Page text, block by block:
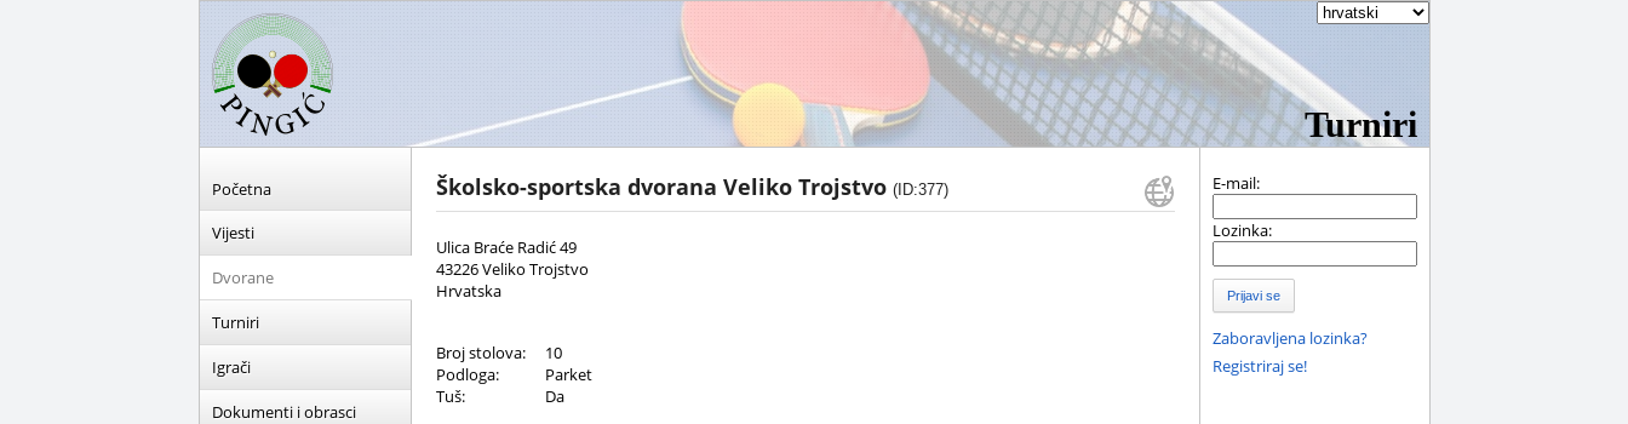
Turniri
Početna
Vijesti
Dvorane
Turniri
Igrači
Dokumenti i obrasci
Školsko-sportska dvorana Veliko Trojstvo (ID:377)
Ulica Braće Radić 49
43226 Veliko Trojstvo
Hrvatska
Broj stolova:
10
Podloga:
Parket
Tuš:
Da
E-mail:
Lozinka:
Prijavi se
Zaboravljena lozinka?
Registriraj se!